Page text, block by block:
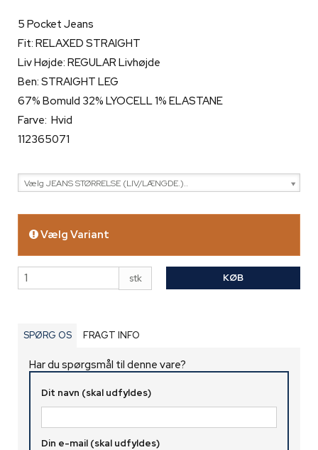
5 Pocket Jeans
Fit: RELAXED STRAIGHT
Liv Højde: REGULAR Livhøjde
Ben: STRAIGHT LEG
67% Bomuld 32% LYOCELL 1% ELASTANE
Farve: Hvid
112365071
Vælg JEANS STØRRELSE (LIV/LÆNGDE.)..
Vælg Variant
stk KØB
SPØRG OS FRAGT INFO
Har du spørgsmål til denne vare?
Dit navn (skal udfyldes)
Din e-mail (skal udfyldes)